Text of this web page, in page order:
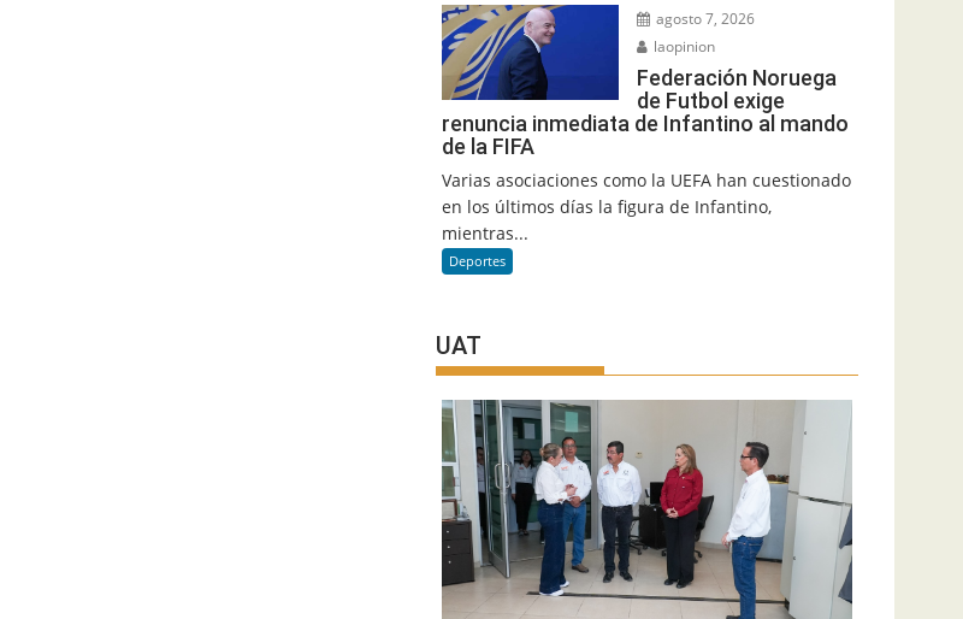
agosto 7, 2026
laopinion
Federación Noruega
de Futbol exige
renuncia inmediata de Infantino al mando
de la FIFA
Varias asociaciones como la UEFA han cuestionado
en los últimos días la figura de Infantino,
mientras...
Deportes
UAT